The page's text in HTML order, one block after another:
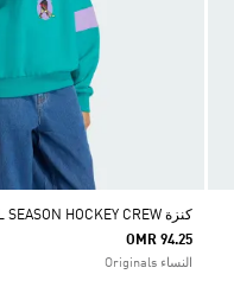
كنزة FOR ALL SEASON HOCKEY CREW
OMR 94.25
النساء Originals